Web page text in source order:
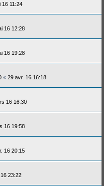
16 11:24
16 12:28
16 19:28
« 29 avr. 16 16:18
16 16:30
16 19:58
16 20:15
23:22